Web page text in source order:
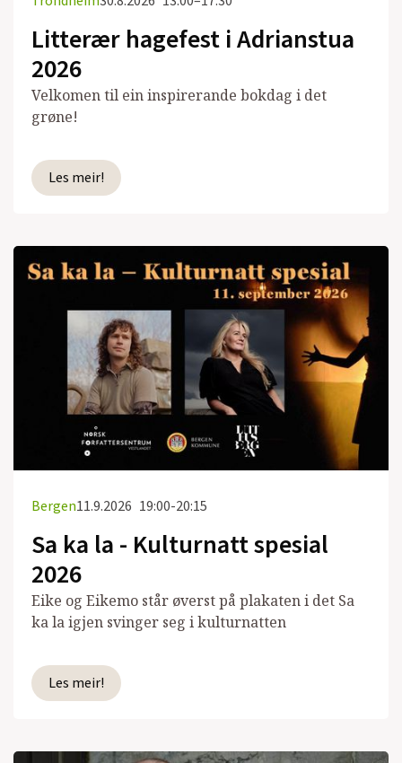
Litterær hagefest i Adrianstua
2026
Velkomen til ein inspirerande bokdag i det
grøne!
Les meir!
Bergen11.9.2026 19:00-20:15
Sa ka la - Kulturnatt spesial
2026
Eike og Eikemo står øverst på plakaten i det Sa
ka la igjen svinger seg i kulturnatten
Les meir!